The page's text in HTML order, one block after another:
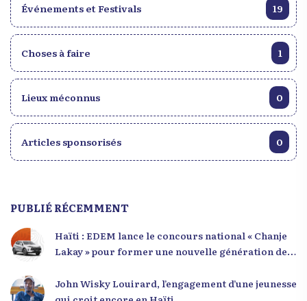
Événements et Festivals 19
Choses à faire 1
Lieux méconnus 0
Articles sponsorisés 0
PUBLIÉ RÉCEMMENT
Haïti : EDEM lance le concours national « Chanje
Lakay » pour former une nouvelle génération de
John Wisky Louirard, l’engagement d’une jeunesse